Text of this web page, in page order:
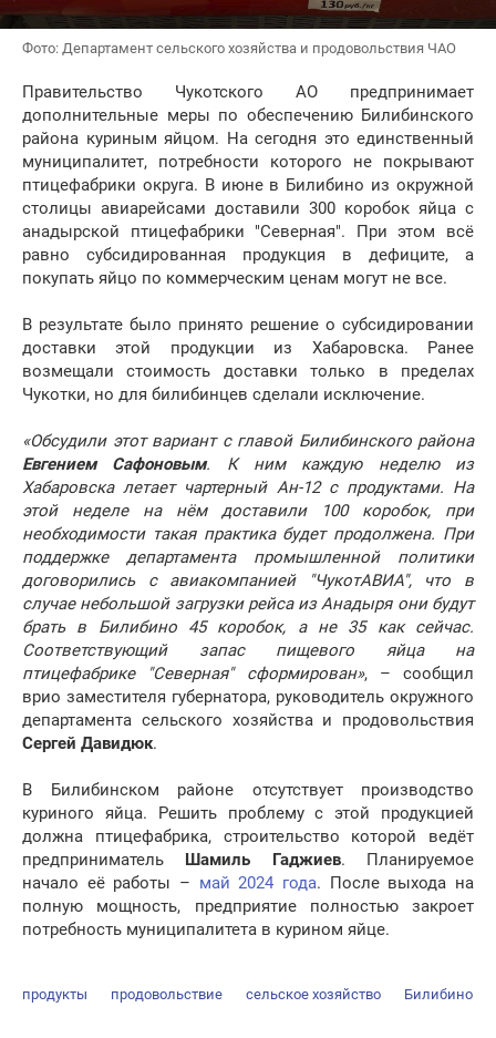
Фото: Департамент сельского хозяйства и продовольствия ЧАО
Правительство Чукотского АО предпринимает
дополнительные меры по обеспечению Билибинского
района куриным яйцом. На сегодня это единственный
муниципалитет, потребности которого не покрывают
птицефабрики округа. В июне в Билибино из окружной
столицы авиарейсами доставили 300 коробок яйца с
анадырской птицефабрики "Северная". При этом всё
равно субсидированная продукция в дефиците, а
покупать яйцо по коммерческим ценам могут не все.
В результате было принято решение о субсидировании
доставки этой продукции из Хабаровска. Ранее
возмещали стоимость доставки только в пределах
Чукотки, но для билибинцев сделали исключение.
«Обсудили этот вариант с главой Билибинского района
Евгением Сафоновым. К ним каждую неделю из
Хабаровска летает чартерный Ан-12 с продуктами. На
этой неделе на нём доставили 100 коробок, при
необходимости такая практика будет продолжена. При
поддержке департамента промышленной политики
договорились с авиакомпанией "ЧукотАВИА", что в
случае небольшой загрузки рейса из Анадыря они будут
брать в Билибино 45 коробок, а не 35 как сейчас.
Соответствующий запас пищевого яйца на
птицефабрике "Северная" сформирован», – сообщил
врио заместителя губернатора, руководитель окружного
департамента сельского хозяйства и продовольствия
Сергей Давидюк.
В Билибинском районе отсутствует производство
куриного яйца. Решить проблему с этой продукцией
должна птицефабрика, строительство которой ведёт
предприниматель
Шамиль Гаджиев. Планируемое
начало её работы – май 2024 года. После выхода на
полную мощность, предприятие полностью закроет
потребность муниципалитета в курином яйце.
продукты продовольствие сельское хозяйство Билибино